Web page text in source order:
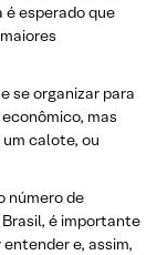
esperado que
se organizar para
mas
calote, ou
número de
Brasil, é importante
e, assim,